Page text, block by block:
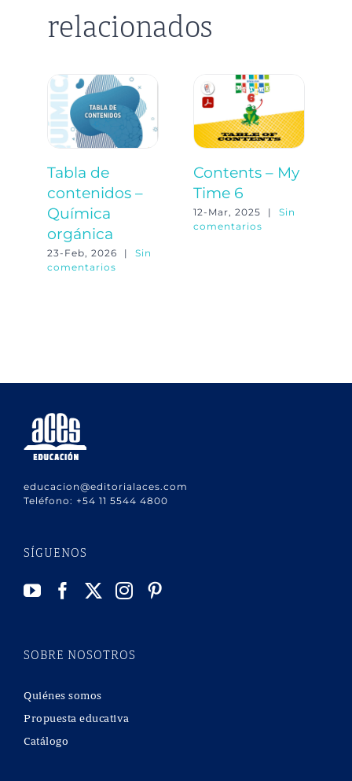
relacionados
Tabla de
contenidos –
Química
orgánica
23-Feb, 2026 |
Sin
comentarios
Contents – My
Time 6
12-Mar, 2025 |
Sin
comentarios
educacion@editorialaces.com
Teléfono: +54 11 5544 4800
SÍGUENOS
SOBRE NOSOTROS
Quiénes somos
Propuesta educativa
Catálogo